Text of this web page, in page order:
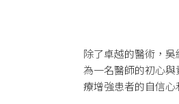
除了卓越的醫術，
為一名醫師的初心
療增強患者的自信心